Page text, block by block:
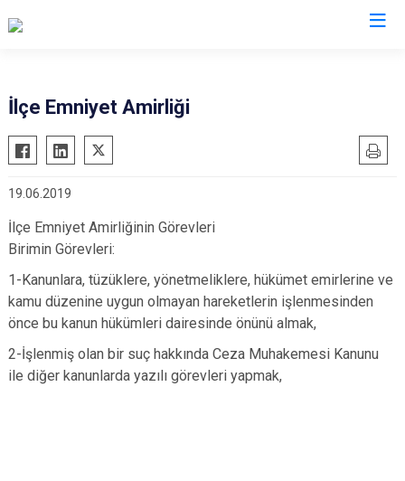
Alpu
Beylikova
Çifteler
Günyüzü
Han
İnönü
Mahmudiye
Seyitgazi
Odunpazarı
Tepebaşı
İlçe Emniyet Amirliği
19.06.2019
İlçe Emniyet Amirliğinin Görevleri
Birimin Görevleri:
1-Kanunlara, tüzüklere, yönetmeliklere, hükümet emirlerine ve
kamu düzenine uygun olmayan hareketlerin işlenmesinden
önce bu kanun hükümleri dairesinde önünü almak,
2-İşlenmiş olan bir suç hakkında Ceza Muhakemesi Kanunu
ile diğer kanunlarda yazılı görevleri yapmak,